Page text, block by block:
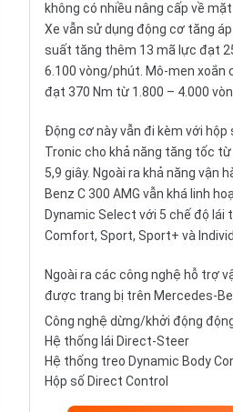
không có nhiều nâng cấp về
Xe vẫn sử dụng động cơ tăng
suất tăng thêm 13 mã lực đạt
6.100 vòng/phút. Mô-men xoắn
đạt 370 Nm từ 1.800 – 4.000
Động cơ này vẫn đi kèm với hộp
Tronic cho khả năng tăng tốc
5,9 giây. Ngoài ra khả năng vận
Benz C 300 AMG vẫn khá linh
Dynamic Select với 5 chế độ lái
Comfort, Sport, Sport+ và
Ngoài ra các công nghệ hỗ trợ
được trang bị trên Mercedes-
Công nghệ dừng/khởi động
Hệ thống lái Direct-Steer
Hệ thống treo Dynamic Body
Hộp số Direct Control